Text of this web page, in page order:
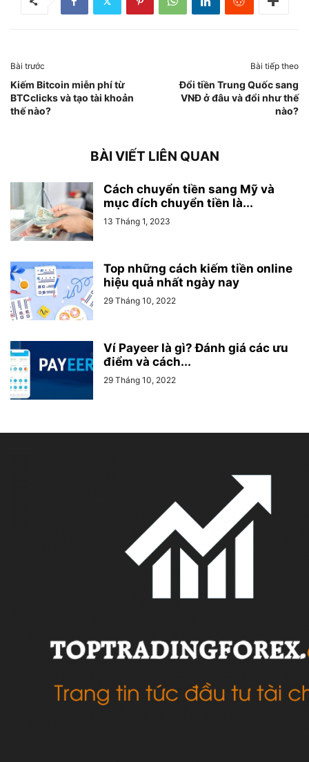
Bài trước
Kiếm Bitcoin miễn phí từ
BTCclicks và tạo tài khoản
thế nào?
Bài tiếp theo
Đổi tiền Trung Quốc sang
VNĐ ở đâu và đổi như thế
nào?
BÀI VIẾT LIÊN QUAN
Cách chuyển tiền sang Mỹ và
mục đích chuyển tiền là...
13 Tháng 1, 2023
Top những cách kiếm tiền online
hiệu quả nhất ngày nay
29 Tháng 10, 2022
Ví Payeer là gì? Đánh giá các ưu
điểm và cách...
29 Tháng 10, 2022